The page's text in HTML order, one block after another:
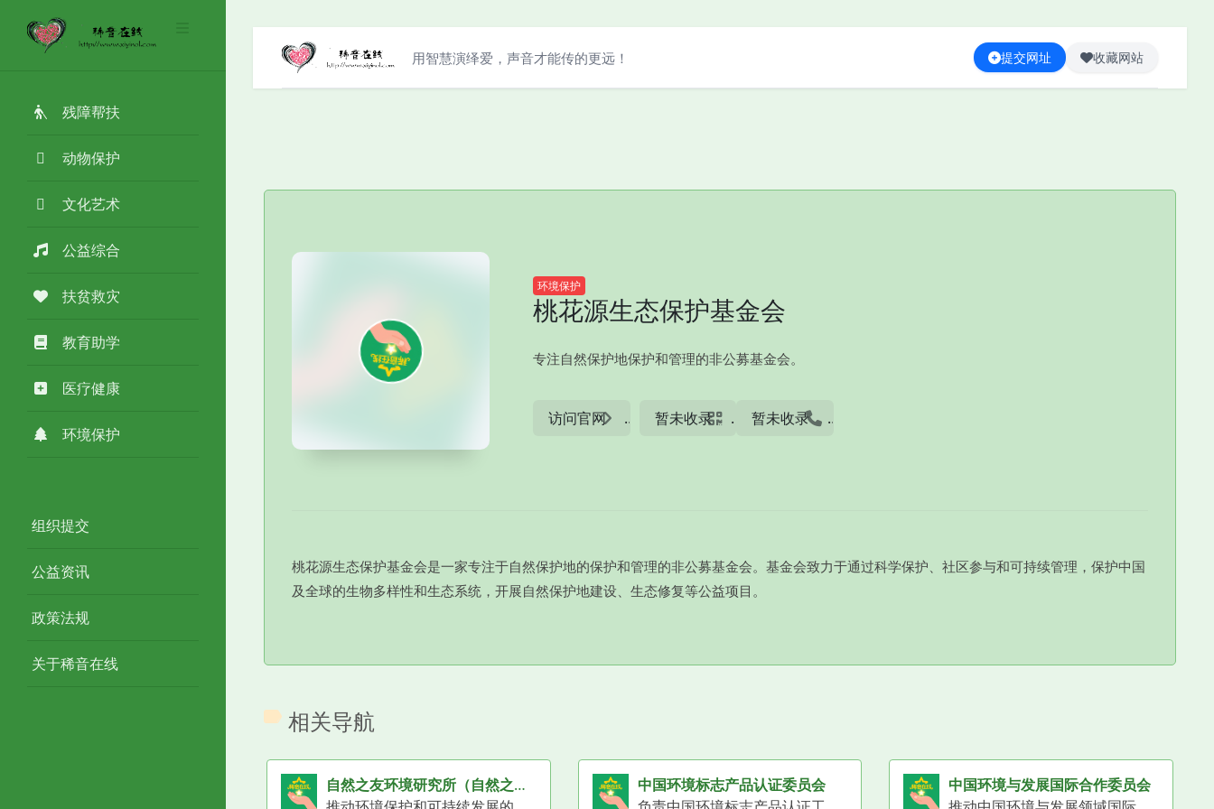
残障帮扶
动物保护
文化艺术
公益综合
扶贫救灾
教育助学
医疗健康
环境保护
组织提交
公益资讯
政策法规
关于稀音在线
用智慧演绎爱，声音才能传的更远！ 提交网址 收藏网站
环境保护
桃花源生态保护基金会
专注自然保护地保护和管理的非公募基金会。
访问官网 暂未收录 暂未收录
桃花源生态保护基金会是一家专注于自然保护地的保护和管理的非公募基金会。基金会致力于通过科学保护、社区参与和可持续管理，保护中国
及全球的生物多样性和生态系统，开展自然保护地建设、生态修复等公益项目。
相关导航
自然之友环境研究所（自然之友公益基金会筹备中）
中国环境标志产品认证委员会
中国环境与发展国际合作委员会